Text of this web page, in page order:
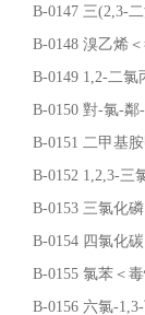
B-0147 三(2,3-
B-0148 溴乙烯
B-0149 1,2-二氯
B-0150 對-氯-鄰
B-0151 二甲基
B-0152 1,2,3-三
B-0153 三氯化
B-0154 四氯化
B-0155 氯苯＜
B-0156 六氯-